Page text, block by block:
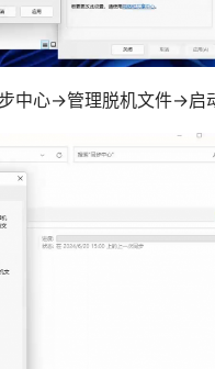
中心->管理脱机文件->启